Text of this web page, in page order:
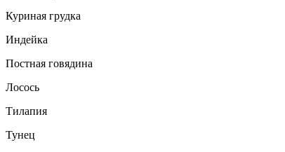
Куриная грудка
Индейка
Постная говядина
Лосось
Тилапия
Тунец